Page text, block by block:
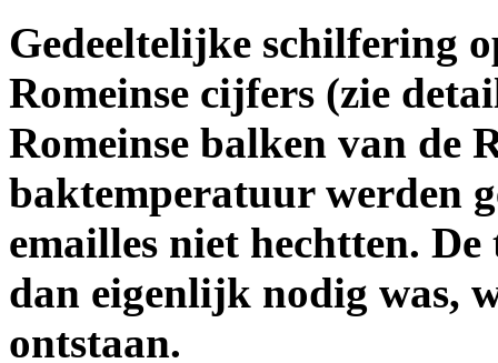
Gedeeltelijke schilfering
Romeinse cijfers (zie
Romeinse balken van de
baktemperatuur werden
emailles niet hechtten.
dan eigenlijk nodig was,
ontstaan.